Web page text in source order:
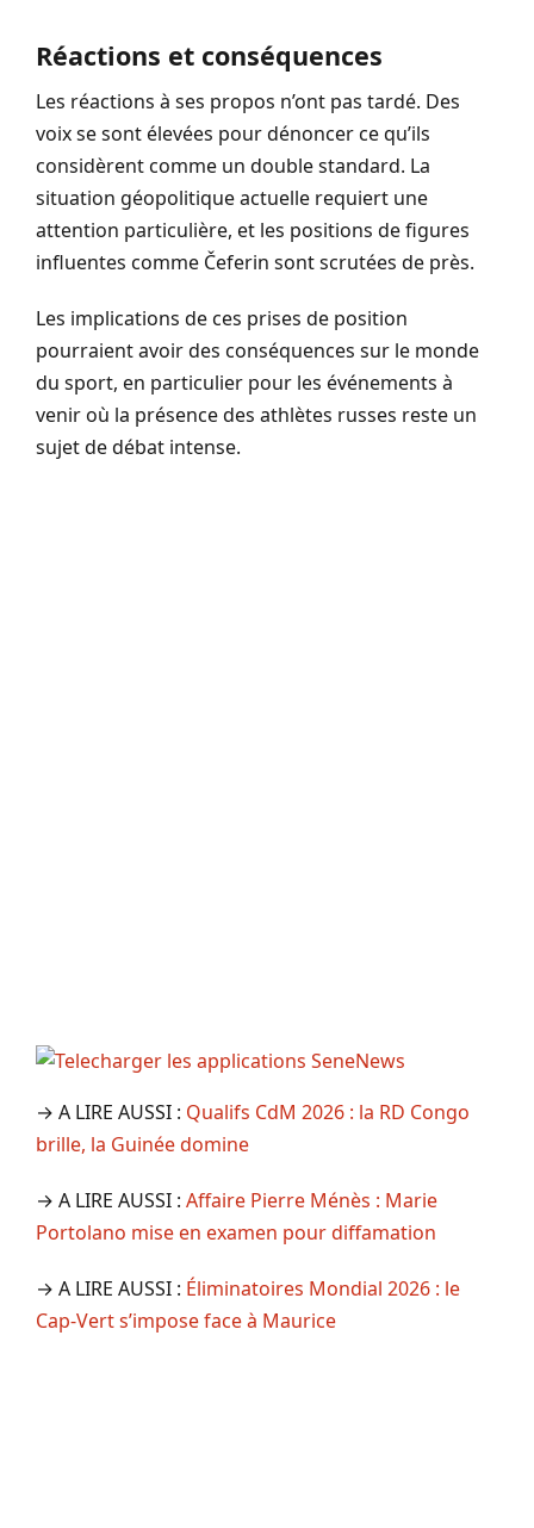
Réactions et conséquences
Les réactions à ses propos n’ont pas tardé. Des
voix se sont élevées pour dénoncer ce qu’ils
considèrent comme un double standard. La
situation géopolitique actuelle requiert une
attention particulière, et les positions de figures
influentes comme Čeferin sont scrutées de près.
Les implications de ces prises de position
pourraient avoir des conséquences sur le monde
du sport, en particulier pour les événements à
venir où la présence des athlètes russes reste un
sujet de débat intense.
→ A LIRE AUSSI : Qualifs CdM 2026 : la RD Congo
brille, la Guinée domine
→ A LIRE AUSSI : Affaire Pierre Ménès : Marie
Portolano mise en examen pour diffamation
→ A LIRE AUSSI : Éliminatoires Mondial 2026 : le
Cap-Vert s’impose face à Maurice